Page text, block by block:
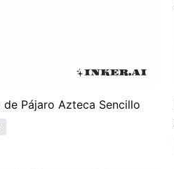
de Pájaro Azteca Sencillo